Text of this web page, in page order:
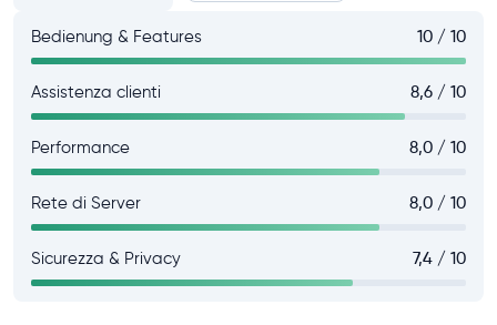
Bedienung & Features 10 / 10
Assistenza clienti 8,6 / 10
Performance 8,0 / 10
Rete di Server 8,0 / 10
Sicurezza & Privacy 7,4 / 10